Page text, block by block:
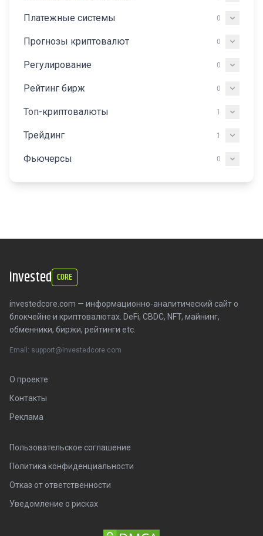
Платежные системы 0
Прогнозы криптовалют 0
Регулирование 0
Рейтинг бирж 0
Топ-криптовалюты 1
Трейдинг 1
Фьючерсы 0
invested CORE
investedcore.com — информационно-аналитический сайт о
блокчейне и криптовалютах. DeFi, CBDC, NFT, майнинг,
обменники, биржи, рейтинги etc.
Email: support@investedcore.com
О проекте
Контакты
Реклама
Пользовательское соглашение
Политика конфиденциальности
Отказ от ответственности
Уведомление о рисках